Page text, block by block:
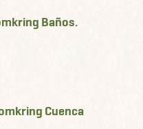
Baños.
Cuenca